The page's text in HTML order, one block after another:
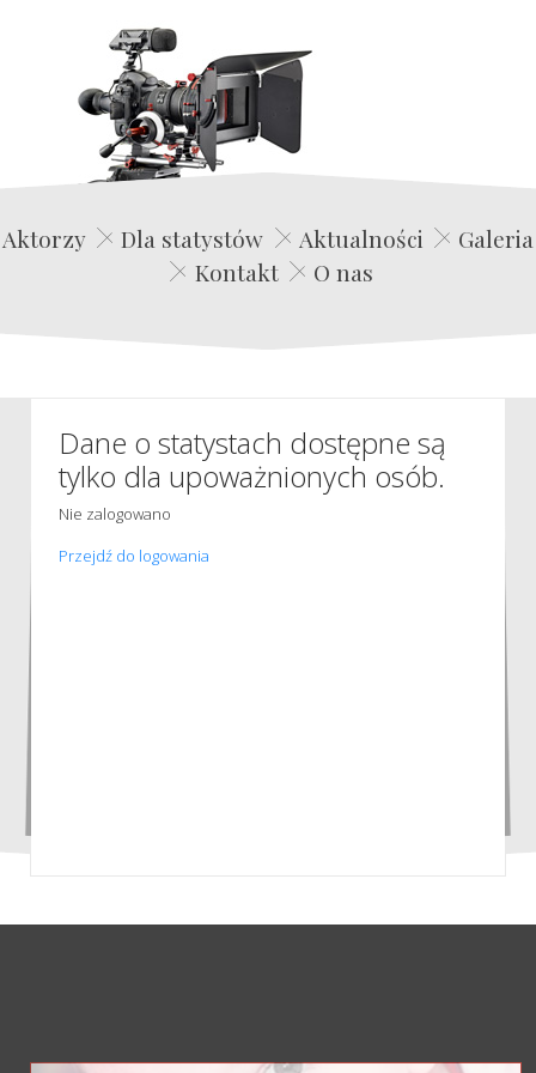
Edwin Film Agencja Aktorska
Aktorzy Dla statystów Aktualności
Galeria
Kontakt
O nas
Dane o statystach dostępne są
tylko dla upoważnionych osób.
Nie zalogowano
Przejdź do logowania